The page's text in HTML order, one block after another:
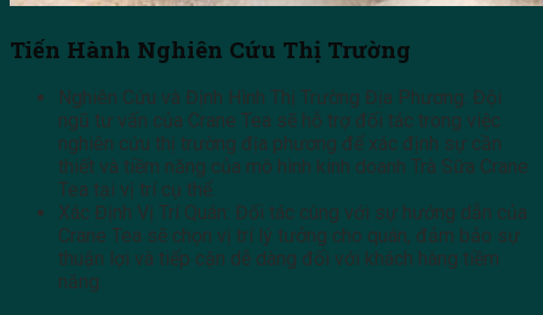
Tiến Hành Nghiên Cứu Thị Trường
Nghiên Cứu và Định Hình Thị Trường Địa Phương: Đội
ngũ tư vấn của Crane Tea sẽ hỗ trợ đối tác trong việc
nghiên cứu thị trường địa phương để xác định sự cần
thiết và tiềm năng của mô hình kinh doanh Trà Sữa Crane
Tea tại vị trí cụ thể.
Xác Định Vị Trí Quán: Đối tác cùng với sự hướng dẫn của
Crane Tea sẽ chọn vị trí lý tưởng cho quán, đảm bảo sự
thuận lợi và tiếp cận dễ dàng đối với khách hàng tiềm
năng.